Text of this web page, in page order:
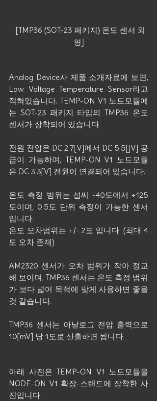
형]
Analog Device사 제품 소개자료에 보면,
Low Voltage Temperature Sensor라고
적혀있습니다. TEMP-ON V1 노드모듈에
는 SOT-23 패키지 타입의 TMP36 온도
센서가 장착되어 있습니다.
전원 전압은 DC 2.7[V]에서 DC 5.5[]V] 공
급이 가능하며, TEMP-ON V1 노드모듈
은 DC 3.3[V] 전원이 연결되어 있습니다.
온도 측정 범위는 섭씨 -40도에서 +125
도이며, 0.5도 단위 측정이 가능한 센서
입니다.
온도 오차범위는 +/- 2도 입니다. (최대 4
도 오차 존재)
AM2320 센서가 오차 범위가 작아 정교
해 보이며, TMP36 센서는 온도 측정 범위
가 보다 넓어 목적에 맞게 사용하면 좋을
것 같습니다.
TMP36 센서는 아날로그 전압 출력으로
10[mV] 당 1도로 산출하면 됩니다.
아래 사진은 TEMP-ON V1 노드모듈을
NODE-ON V1 확장-스탠드에 장착한 사
진입니다.